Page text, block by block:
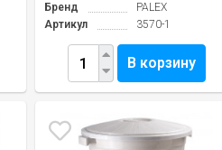
Бренд
PALEX
Артикул
3570-1
В корзину